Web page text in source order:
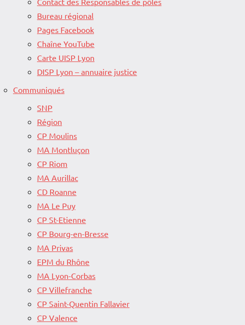
Bureau régional
Pages Facebook
Chaîne YouTube
Carte UISP Lyon
DISP Lyon – annuaire justice
Communiqués
SNP
Région
CP Moulins
MA Montluçon
CP Riom
MA Aurillac
CD Roanne
MA Le Puy
CP St-Etienne
CP Bourg-en-Bresse
MA Privas
EPM du Rhône
MA Lyon-Corbas
CP Villefranche
CP Saint-Quentin Fallavier
CP Valence